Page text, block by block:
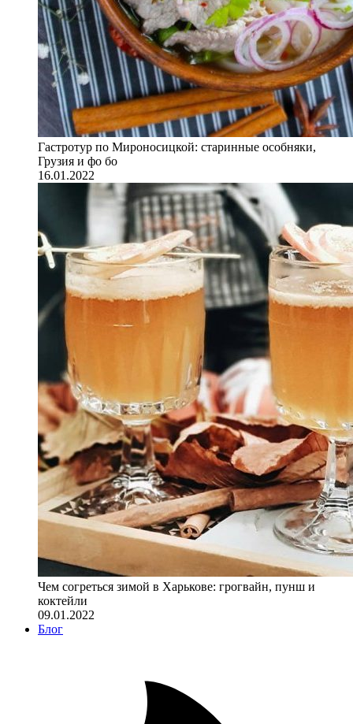
Гастротур по Мироносицкой: старинные особняки,
Грузия и фо бо
16.01.2022
Чем согреться зимой в Харькове: грогвайн, пунш и
коктейли
09.01.2022
Блог